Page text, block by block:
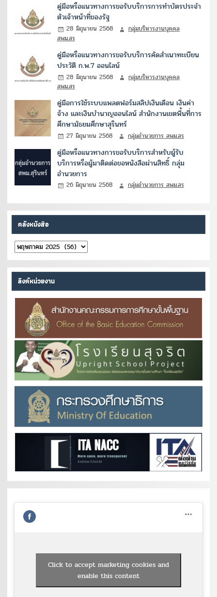
คู่มือหรือแนวทางการขอรับบริการการทำบัตรประจำ
ตัวเจ้าหน้าที่ของรัฐ
28 มิถุนายน 2568
กลุ่มบริหารงานบุคคล
สพม.สร
คู่มือหรือแนวทางการขอรับบริการคัดสำเนาทะเบียน
ประวัติ ก.พ.7 ออนไลน์
28 มิถุนายน 2568
กลุ่มบริหารงานบุคคล
สพม.สร
คู่มือการใช้ระบบแพลตฟอร์มสลิปเงินเดือน เงินค่า
จ้าง และเงินบำนาญออนไลน์ สำนักงานเขตพื้นที่การ
ศึกษามัธยมศึกษาสุรินทร์
27 มิถุนายน 2568 กลุ่มอำนวยการ สพม.สร
คู่มือหรือแนวทางการขอรับบริการสำหรับผู้รับ
บริการหรือผู้มาติดต่อขอหนังสือผ่านสิทธิ์ กลุ่ม
อำนวยการ
26 มิถุนายน 2568 กลุ่มอำนวยการ สพม.สร
คลังหนังสือ
คลัง
หนังสือ
ลิงค์หน่วยงาน
Click to accept marketing cookies and
enable this content